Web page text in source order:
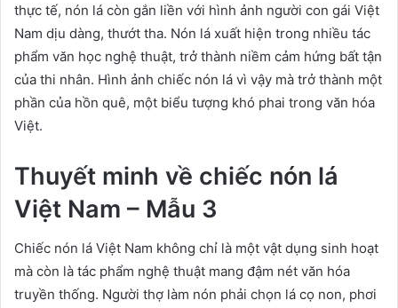
thực tế, nón lá còn gắn liền với hình ảnh người con gái Việt
Nam dịu dàng, thướt tha. Nón lá xuất hiện trong nhiều tác
phẩm văn học nghệ thuật, trở thành niềm cảm hứng bất tận
của thi nhân. Hình ảnh chiếc nón lá vì vậy mà trở thành một
phần của hồn quê, một biểu tượng khó phai trong văn hóa
Việt.
Thuyết minh về chiếc nón lá
Việt Nam – Mẫu 3
Chiếc nón lá Việt Nam không chỉ là một vật dụng sinh hoạt
mà còn là tác phẩm nghệ thuật mang đậm nét văn hóa
truyền thống. Người thợ làm nón phải chọn lá cọ non, phơi